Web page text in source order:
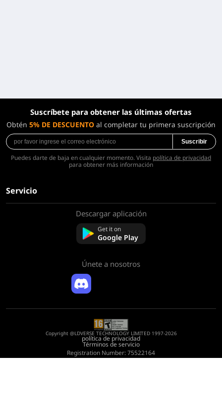
Suscríbete para obtener las últimas ofertas
Obtén 5% DE DESCUENTO al completar tu primera suscripción
Suscribir
Puedes darte de baja en cualquier momento. Visita política de privacidad
para obtener más información
Servicio
Descargar aplicación
Get it on
Google Play
Únete a nosotros
Copyright @LDVERSE TECHNOLOGY LIMITED 1997-2026
política de privacidad
Términos de servicio
Registration Number: 75522164